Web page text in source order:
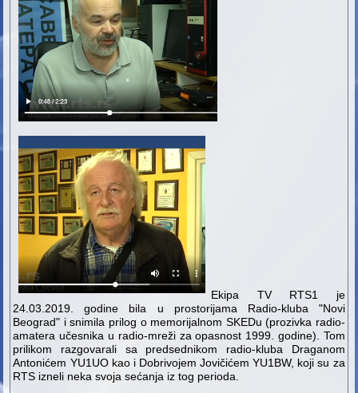
Ekipa TV RTS1 je
24.03.2019. godine bila u prostorijama Radio-kluba "Novi
Beograd" i snimila prilog o memorijalnom SKEDu (prozivka radio-
amatera učesnika u radio-mreži za opasnost 1999. godine). Tom
prilikom razgovarali sa predsednikom radio-kluba Draganom
Antonićem YU1UO kao i Dobrivojem Jovičićem YU1BW, koji su za
RTS izneli neka svoja sećanja iz tog perioda.